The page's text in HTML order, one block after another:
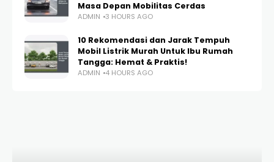
Masa Depan Mobilitas Cerdas
ADMIN 3 HOURS AGO
10 Rekomendasi dan Jarak Tempuh
Mobil Listrik Murah Untuk Ibu Rumah
Tangga: Hemat & Praktis!
ADMIN 4 HOURS AGO